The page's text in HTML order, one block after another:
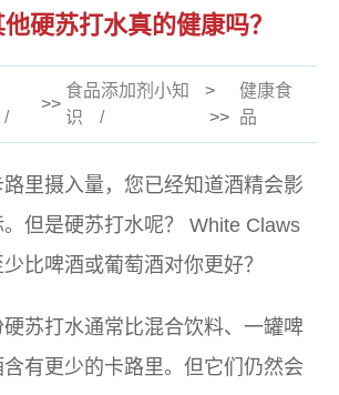
硬苏打水真的健康吗？
>>
食品添加剂小知
识
>
>>
健康食
品
里摄入量，您已经知道酒精会影
但是硬苏打水呢？ White Claws
比啤酒或葡萄酒对你更好？
苏打水通常比混合饮料、一罐啤
有更少的卡路里。但它们仍然会